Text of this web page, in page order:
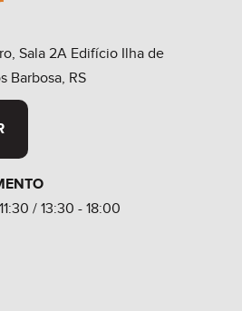
Sala 2A Edifício Ilha de
Barbosa, RS
/ 13:30 - 18:00